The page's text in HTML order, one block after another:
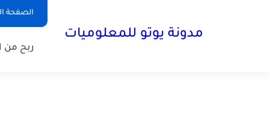
الصفحة
مدونة يوتو للمعلوميات
ربح من